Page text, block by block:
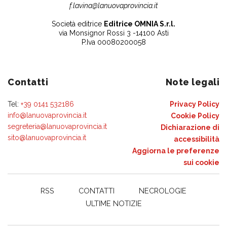
f.lavina@lanuovaprovincia.it
Società editrice Editrice OMNIA S.r.l.
via Monsignor Rossi 3 -14100 Asti
P.Iva 00080200058
Contatti
Tel: +39 0141 532186
info@lanuovaprovincia.it
segreteria@lanuovaprovincia.it
sito@lanuovaprovincia.it
Note legali
Privacy Policy
Cookie Policy
Dichiarazione di
accessibilità
Aggiorna le preferenze
sui cookie
RSS CONTATTI
NECROLOGIE
ULTIME NOTIZIE